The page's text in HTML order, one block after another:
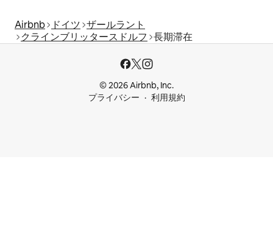
Airbnb ドイツ ザールラント
クラインブリッタースドルフ 長期滞在
© 2026 Airbnb, Inc.
プライバシー
利用規約